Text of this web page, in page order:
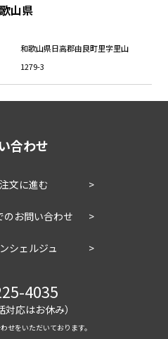
山県
和歌山県日高郡由良町里字里山
1279-3
合わせ
文に進む >
のお問い合わせ >
シェルジュ >
4035
対応はお休み）
せをいただいております。